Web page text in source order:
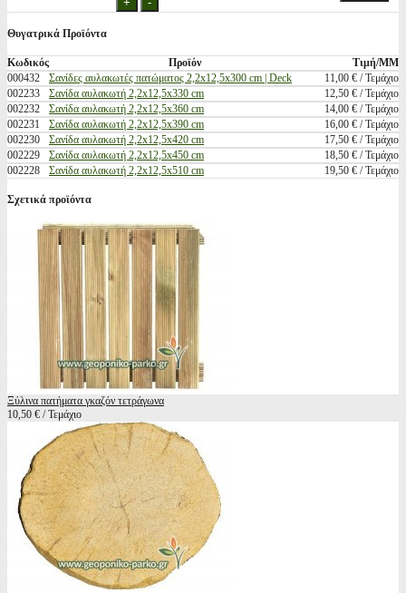
Θυγατρικά Προϊόντα
Κωδικός Προϊόν
Τιμή/ΜΜ
000432
Σανίδες αυλακωτές πατώματος 2,2x12,5x300 cm | Deck
11,00 € / Τεμάχιο
002233
Σανίδα αυλακωτή 2,2x12,5x330 cm
12,50 € / Τεμάχιο
002232
Σανίδα αυλακωτή 2,2x12,5x360 cm
14,00 € / Τεμάχιο
002231
Σανίδα αυλακωτή 2,2x12,5x390 cm
16,00 € / Τεμάχιο
002230
Σανίδα αυλακωτή 2,2x12,5x420 cm
17,50 € / Τεμάχιο
002229
Σανίδα αυλακωτή 2,2x12,5x450 cm
18,50 € / Τεμάχιο
002228
Σανίδα αυλακωτή 2,2x12,5x510 cm 19,50 € / Τεμάχιο
Σχετικά προϊόντα
Ξύλινα πατήματα γκαζόν τετράγωνα
10,50 € / Τεμάχιο